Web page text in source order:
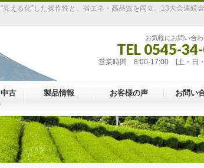
える化”した操作性と、省エネ・高品質を両立。13大会連続
お気軽にお問い合
TEL 0545-
営業時間 8:00-17:00 [土・日
古
製品情報 お客様の声 お問い